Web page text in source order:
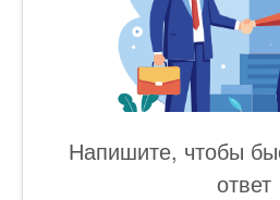
Напишите, чтобы
ответ